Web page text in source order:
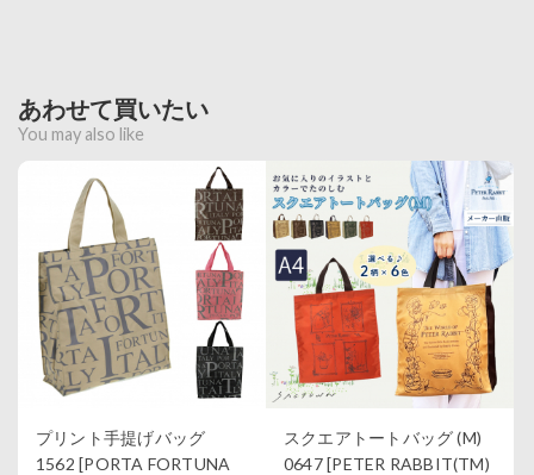
あわせて買いたい
You may also like
プリント手提げバッグ
1562 [PORTA FORTUNA
スクエアトートバッグ (M)
0647 [PETER RABBIT(TM)